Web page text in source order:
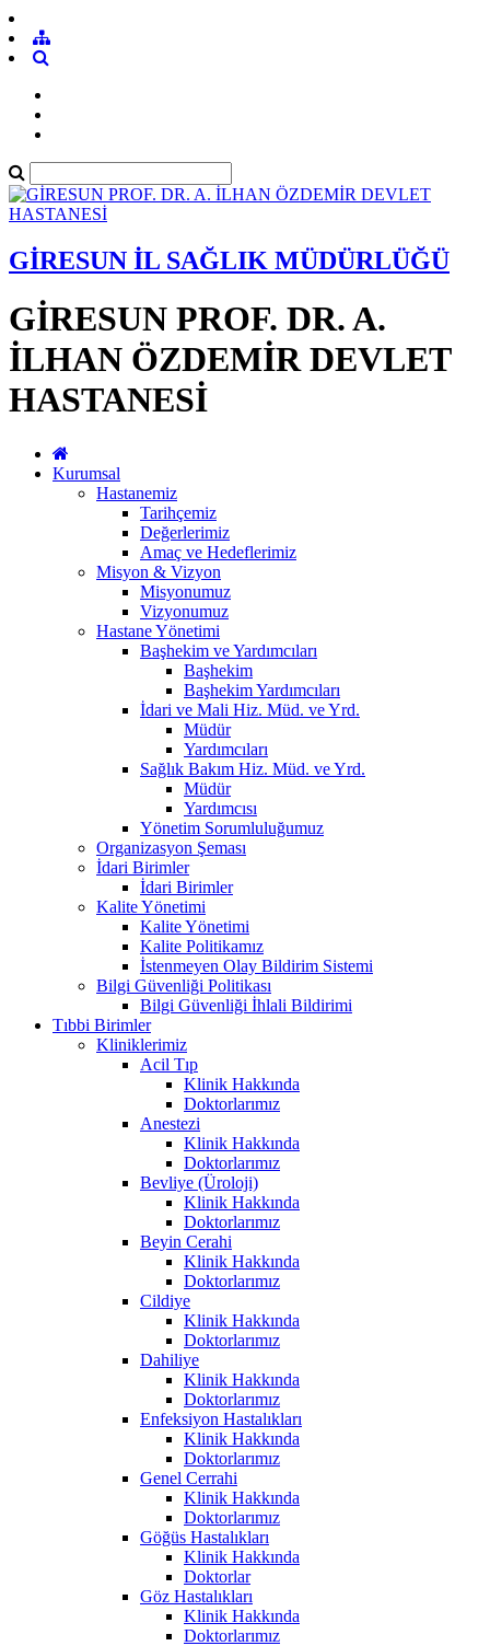
GİRESUN İL SAĞLIK MÜDÜRLÜĞÜ
GİRESUN PROF. DR. A.
İLHAN ÖZDEMİR DEVLET
HASTANESİ
Kurumsal
Hastanemiz
Tarihçemiz
Değerlerimiz
Amaç ve Hedeflerimiz
Misyon & Vizyon
Misyonumuz
Vizyonumuz
Hastane Yönetimi
Başhekim ve Yardımcıları
Başhekim
Başhekim Yardımcıları
İdari ve Mali Hiz. Müd. ve Yrd.
Müdür
Yardımcıları
Sağlık Bakım Hiz. Müd. ve Yrd.
Müdür
Yardımcısı
Yönetim Sorumluluğumuz
Organizasyon Şeması
İdari Birimler
İdari Birimler
Kalite Yönetimi
Kalite Yönetimi
Kalite Politikamız
İstenmeyen Olay Bildirim Sistemi
Bilgi Güvenliği Politikası
Bilgi Güvenliği İhlali Bildirimi
Tıbbi Birimler
Kliniklerimiz
Acil Tıp
Klinik Hakkında
Doktorlarımız
Anestezi
Klinik Hakkında
Doktorlarımız
Bevliye (Üroloji)
Klinik Hakkında
Doktorlarımız
Beyin Cerahi
Klinik Hakkında
Doktorlarımız
Cildiye
Klinik Hakkında
Doktorlarımız
Dahiliye
Klinik Hakkında
Doktorlarımız
Enfeksiyon Hastalıkları
Klinik Hakkında
Doktorlarımız
Genel Cerrahi
Klinik Hakkında
Doktorlarımız
Göğüs Hastalıkları
Klinik Hakkında
Doktorlar
Göz Hastalıkları
Klinik Hakkında
Doktorlarımız